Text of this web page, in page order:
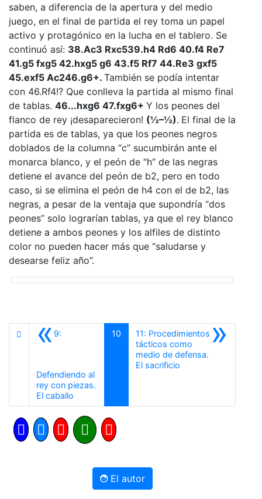
saben, a diferencia de la apertura y del medio
juego, en el final de partida el rey toma un papel
activo y protagónico en la lucha en el tablero. Se
continuó así: 38.Ac3 Rxc539.h4 Rd6 40.f4 Re7
41.g5 fxg5 42.hxg5 g6 43.f5 Rf7 44.Re3 gxf5
45.exf5 Ac246.g6+. También se podía intentar
con 46.Rf4!? Que conlleva la partida al mismo final
de tablas. 46...hxg6 47.fxg6+ Y los peones del
flanco de rey ¡desaparecieron! (½–½). El final de la
partida es de tablas, ya que los peones negros
doblados de la columna “c” sucumbirán ante el
monarca blanco, y el peón de “h” de las negras
detiene el avance del peón de b2, pero en todo
caso, si se elimina el peón de h4 con el de b2, las
negras, a pesar de la ventaja que supondría “dos
peones” solo lograrían tablas, ya que el rey blanco
detiene a ambos peones y los alfiles de distinto
color no pueden hacer más que “saludarse y
desearse feliz año”.
«9:
Defendiendo al
rey con piezas.
El caballo
10 »
11: Procedimientos
tácticos como
medio de defensa.
El sacrificioSiguiente
El autor